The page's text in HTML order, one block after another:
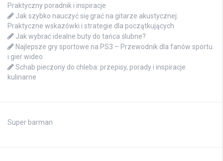
Praktyczny poradnik i inspiracje
Jak szybko nauczyć się grać na gitarze akustycznej:
Praktyczne wskazówki i strategie dla początkujących
Jak wybrać idealne buty do tańca ślubne?
Najlepsze gry sportowe na PS3 – Przewodnik dla fanów sportu
i gier wideo
Schab pieczony do chleba: przepisy, porady i inspiracje
kulinarne
Super barman